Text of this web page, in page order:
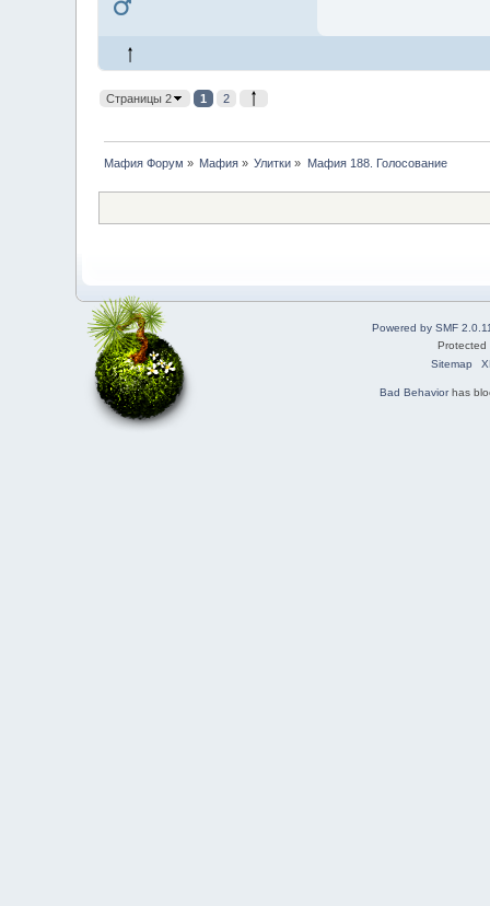
Страницы 2 1 2
Мафия Форум » Мафия » Улитки » Мафия 188. Голосование
Powered by SMF
Sitemap
Bad Behaviorhas